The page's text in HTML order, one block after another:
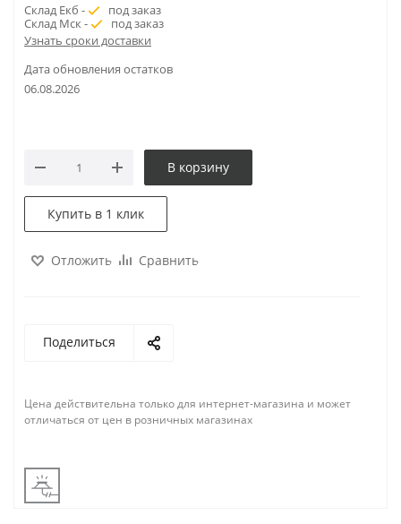
Склад Екб -
под заказ
Склад Мск -
под заказ
Узнать сроки доставки
Дата обновления остатков
06.08.2026
В корзину
Купить в 1 клик
Отложить Сравнить
Поделиться
Цена действительна только для интернет-магазина и может
отличаться от цен в розничных магазинах